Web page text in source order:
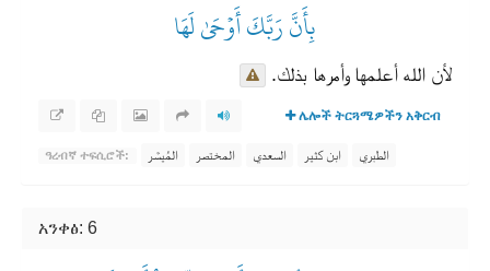
بِأَنَّ رَبَّكَ أَوۡحَىٰ لَهَا
لأن الله أعلمها وأمرها بذلك.
ሌሎች ትርጓሜዎችን አቅርብ
ዓረብኛ ተፍሲሮች: المُيسَّر المختصر السعدي ابن كثير الطبري
አንቀፅ: 6